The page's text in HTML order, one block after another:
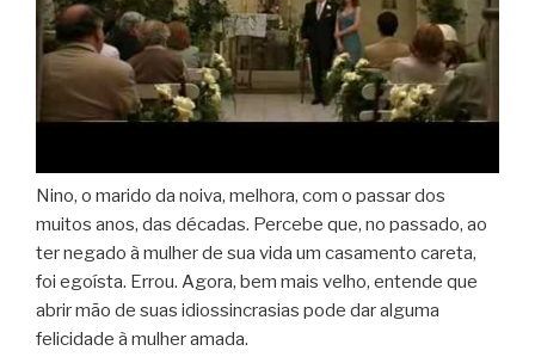
Nino, o marido da noiva, melhora, com o passar dos
muitos anos, das décadas. Percebe que, no passado, ao
ter negado à mulher de sua vida um casamento careta,
foi egoísta. Errou. Agora, bem mais velho, entende que
abrir mão de suas idiossincrasias pode dar alguma
felicidade à mulher amada.